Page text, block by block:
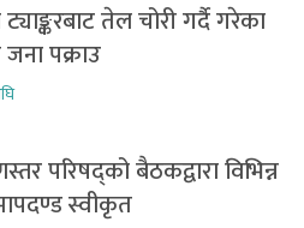
ट्याङ्करबाट तेल चोरी गर्दै गरेका
पक्राउ
परिषद्को बैठकद्वारा विभिन्न
स्वीकृत